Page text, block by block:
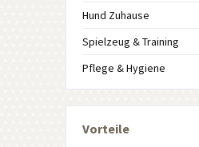
Hund Zuhause
Spielzeug & Training
Pflege & Hygiene
Vorteile